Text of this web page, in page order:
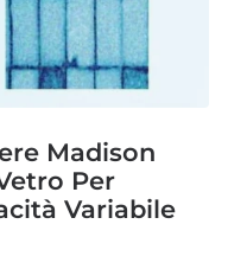
Madison
Per
Variabile